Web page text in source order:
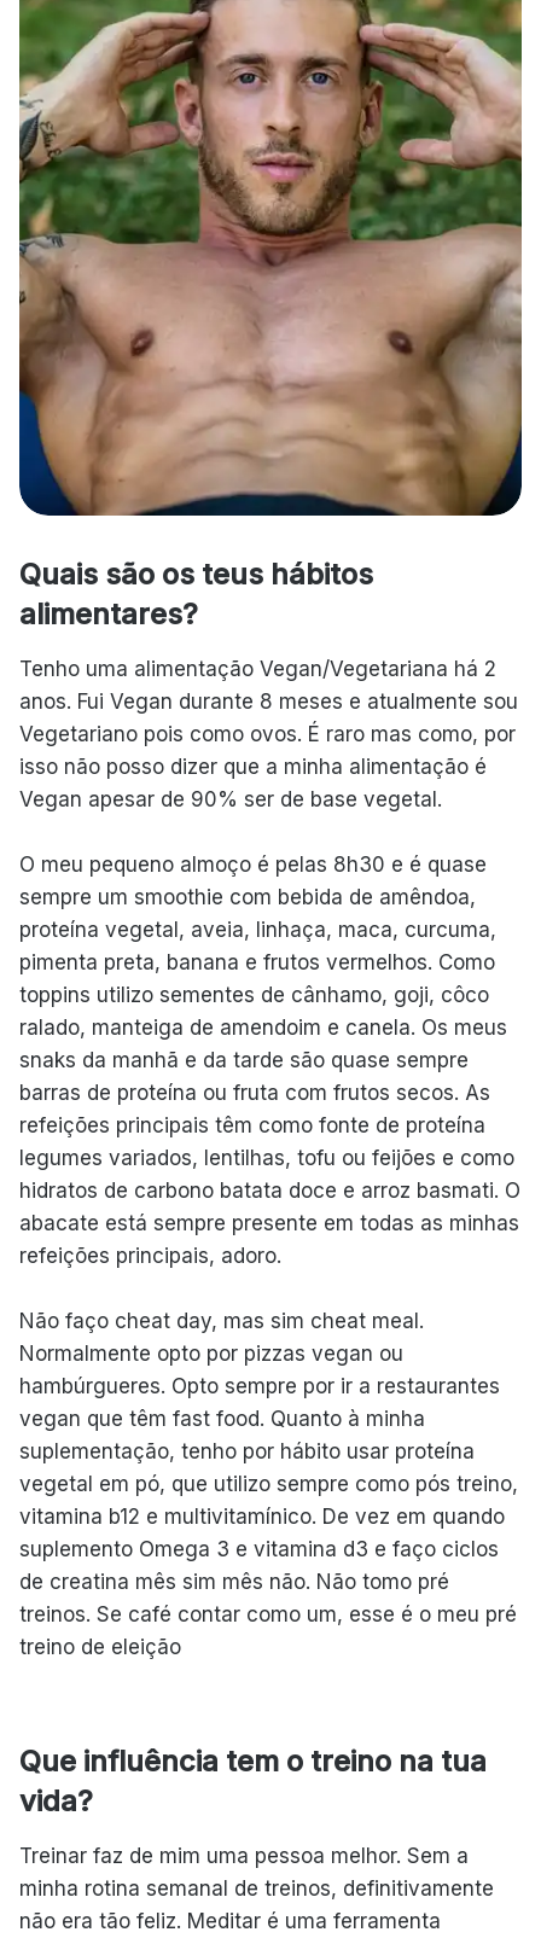
Quais são os teus hábitos
alimentares?
Tenho uma alimentação Vegan/Vegetariana há 2
anos. Fui Vegan durante 8 meses e atualmente sou
Vegetariano pois como ovos. É raro mas como, por
isso não posso dizer que a minha alimentação é
Vegan apesar de 90% ser de base vegetal.
O meu pequeno almoço é pelas 8h30 e é quase
sempre um smoothie com bebida de amêndoa,
proteína vegetal, aveia, linhaça, maca, curcuma,
pimenta preta, banana e frutos vermelhos. Como
toppins utilizo sementes de cânhamo, goji, côco
ralado, manteiga de amendoim e canela. Os meus
snaks da manhã e da tarde são quase sempre
barras de proteína ou fruta com frutos secos. As
refeições principais têm como fonte de proteína
legumes variados, lentilhas, tofu ou feijões e como
hidratos de carbono batata doce e arroz basmati. O
abacate está sempre presente em todas as minhas
refeições principais, adoro.
Não faço cheat day, mas sim cheat meal.
Normalmente opto por pizzas vegan ou
hambúrgueres. Opto sempre por ir a restaurantes
vegan que têm fast food. Quanto à minha
suplementação, tenho por hábito usar proteína
vegetal em pó, que utilizo sempre como pós treino,
vitamina b12 e multivitamínico. De vez em quando
suplemento Omega 3 e vitamina d3 e faço ciclos
de creatina mês sim mês não. Não tomo pré
treinos. Se café contar como um, esse é o meu pré
treino de eleição
Que influência tem o treino na tua
vida?
Treinar faz de mim uma pessoa melhor. Sem a
minha rotina semanal de treinos, definitivamente
não era tão feliz. Meditar é uma ferramenta